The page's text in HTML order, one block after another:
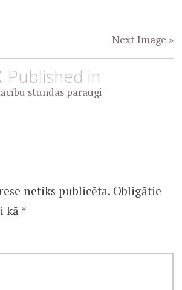
Next Image »
Published in
stundas paraugi
netiks publicēta. Obligātie
kā *